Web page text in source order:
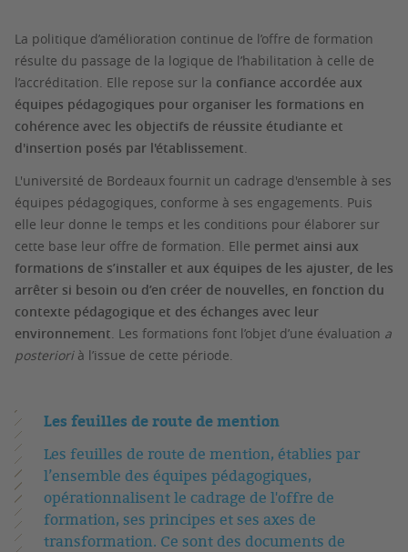
La politique d’amélioration continue de l’offre de formation
résulte du passage de la logique de l’habilitation à celle de
l’accréditation. Elle repose sur la confiance accordée aux
équipes pédagogiques pour organiser les formations en
cohérence avec les objectifs de réussite étudiante et
d'insertion posés par l'établissement.
L'université de Bordeaux fournit un cadrage d'ensemble à ses
équipes pédagogiques, conforme à ses engagements. Puis
elle leur donne le temps et les conditions pour élaborer sur
cette base leur offre de formation. Elle permet ainsi aux
formations de s’installer et aux équipes de les ajuster, de les
arrêter si besoin ou d’en créer de nouvelles, en fonction du
contexte pédagogique et des échanges avec leur
environnement. Les formations font l’objet d’une évaluation a
posteriorià l’issue de cette période.
Les feuilles de route de mention
Les feuilles de route de mention, établies par
l’ensemble des équipes pédagogiques,
opérationnalisent le cadrage de l'offre de
formation, ses principes et ses axes de
transformation. Ce sont des documents de